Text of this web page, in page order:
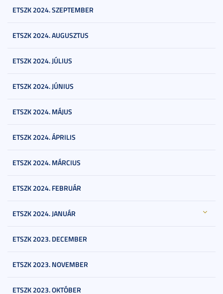
ETSZK 2024. SZEPTEMBER
ETSZK 2024. AUGUSZTUS
ETSZK 2024. JÚLIUS
ETSZK 2024. JÚNIUS
ETSZK 2024. MÁJUS
ETSZK 2024. ÁPRILIS
ETSZK 2024. MÁRCIUS
ETSZK 2024. FEBRUÁR
ETSZK 2024. JANUÁR
ETSZK 2023. DECEMBER
ETSZK 2023. NOVEMBER
ETSZK 2023. OKTÓBER